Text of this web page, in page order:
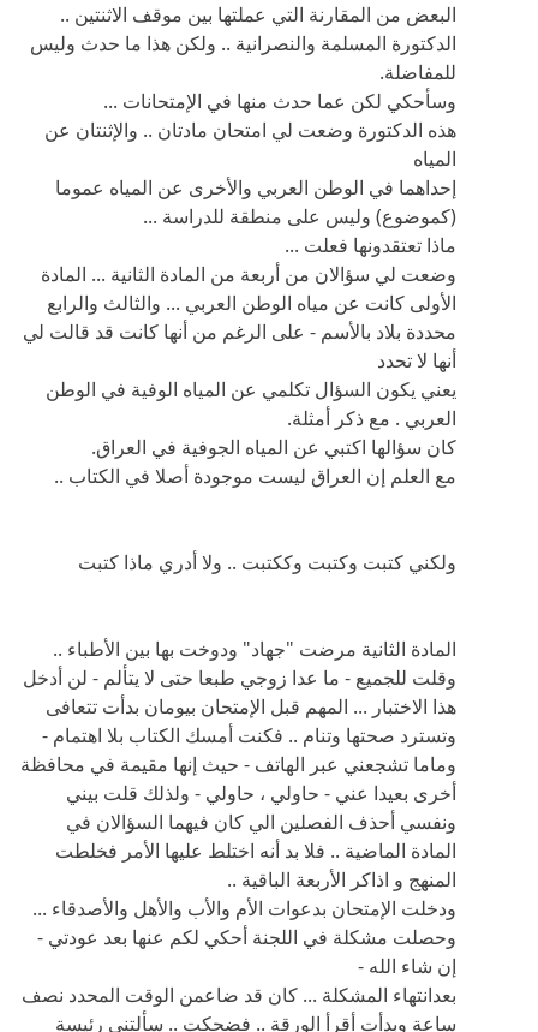
البعض من المقارنة التي عملتها بين موقف الاثنتين ..
الدكتورة المسلمة والنصرانية .. ولكن هذا ما حدث وليس
للمفاضلة.
وسأحكي لكن عما حدث منها في الإمتحانات ...
هذه الدكتورة وضعت لي امتحان مادتان .. والإثنتان عن
المياه
إحداهما في الوطن العربي والأخرى عن المياه عموما
(كموضوع) وليس على منطقة للدراسة ...
ماذا تعتقدونها فعلت ...
وضعت لي سؤالان من أربعة من المادة الثانية ... المادة
الأولى كانت عن مياه الوطن العربي ... والثالث والرابع
محددة بلاد بالأسم - على الرغم من أنها كانت قد قالت لي
أنها لا تحدد
يعني يكون السؤال تكلمي عن المياه الوفية في الوطن
العربي . مع ذكر أمثلة.
كان سؤالها اكتبي عن المياه الجوفية في العراق.
مع العلم إن العراق ليست موجودة أصلا في الكتاب ..
ولكني كتبت وكتبت وككتبت .. ولا أدري ماذا كتبت
المادة الثانية مرضت "جهاد" ودوخت بها بين الأطباء ..
وقلت للجميع - ما عدا زوجي طبعا حتى لا يتألم - لن أدخل
هذا الاختبار ... المهم قبل الإمتحان بيومان بدأت تتعافى
وتسترد صحتها وتنام .. فكنت أمسك الكتاب بلا اهتمام -
وماما تشجعني عبر الهاتف - حيث إنها مقيمة في محافظة
أخرى بعيدا عني - حاولي ، حاولي - ولذلك قلت بيني
ونفسي أحذف الفصلين الي كان فيهما السؤالان في
المادة الماضية .. فلا بد أنه اختلط عليها الأمر فخلطت
المنهج و اذاكر الأربعة الباقية ..
ودخلت الإمتحان بدعوات الأم والأب والأهل والأصدقاء ...
وحصلت مشكلة في اللجنة أحكي لكم عنها بعد عودتي -
إن شاء الله -
بعدانتهاء المشكلة ... كان قد ضاعمن الوقت المحدد نصف
ساعة وبدأت أقرأ الورقة .. فضحكت .. سألتني رئيسة